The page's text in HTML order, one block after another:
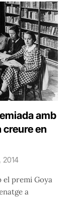
amb
creure en
2014
el premi Goya
a